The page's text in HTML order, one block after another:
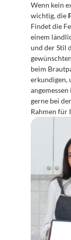
Wenn kein
wichtig, die
Findet die
einem
und der Stil
beim
erkundigen,
gerne bei
Rahmen für